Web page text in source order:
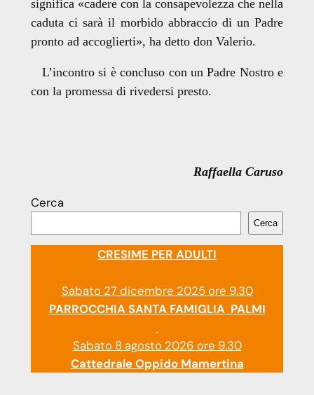
significa «cadere con la consapevolezza che nella
caduta ci sarà il morbido abbraccio di un Padre
pronto ad accoglierti», ha detto don Valerio.
L’incontro si è concluso con un Padre Nostro e
con la promessa di rivedersi presto.
Raffaella Caruso
Cerca
Cerca
CRESIME PER ADULTI
Sabato 27 dicembre 2025 ore 9.30
PARROCCHIA SANTA FAMIGLIA PALMI
Sabato 8 agosto 2026 ore 9.30
Cattedrale Oppido Mamertina